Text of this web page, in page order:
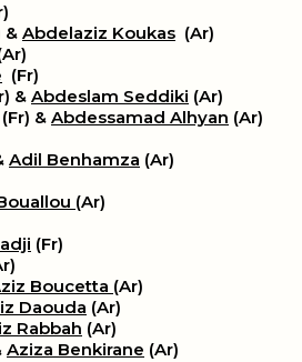
& Abdelaziz Koukas (Ar)
(Fr)
& Abdeslam Seddiki (Ar)
(Fr) & Abdessamad Alhyan (Ar)
Adil Benhamza (Ar)
(Ar)
(Fr)
Boucetta (Ar)
Daouda (Ar)
Rabbah (Ar)
Aziza Benkirane (Ar)